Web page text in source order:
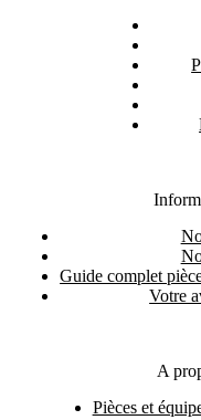
Guide complet
Votre
A
Pièces et